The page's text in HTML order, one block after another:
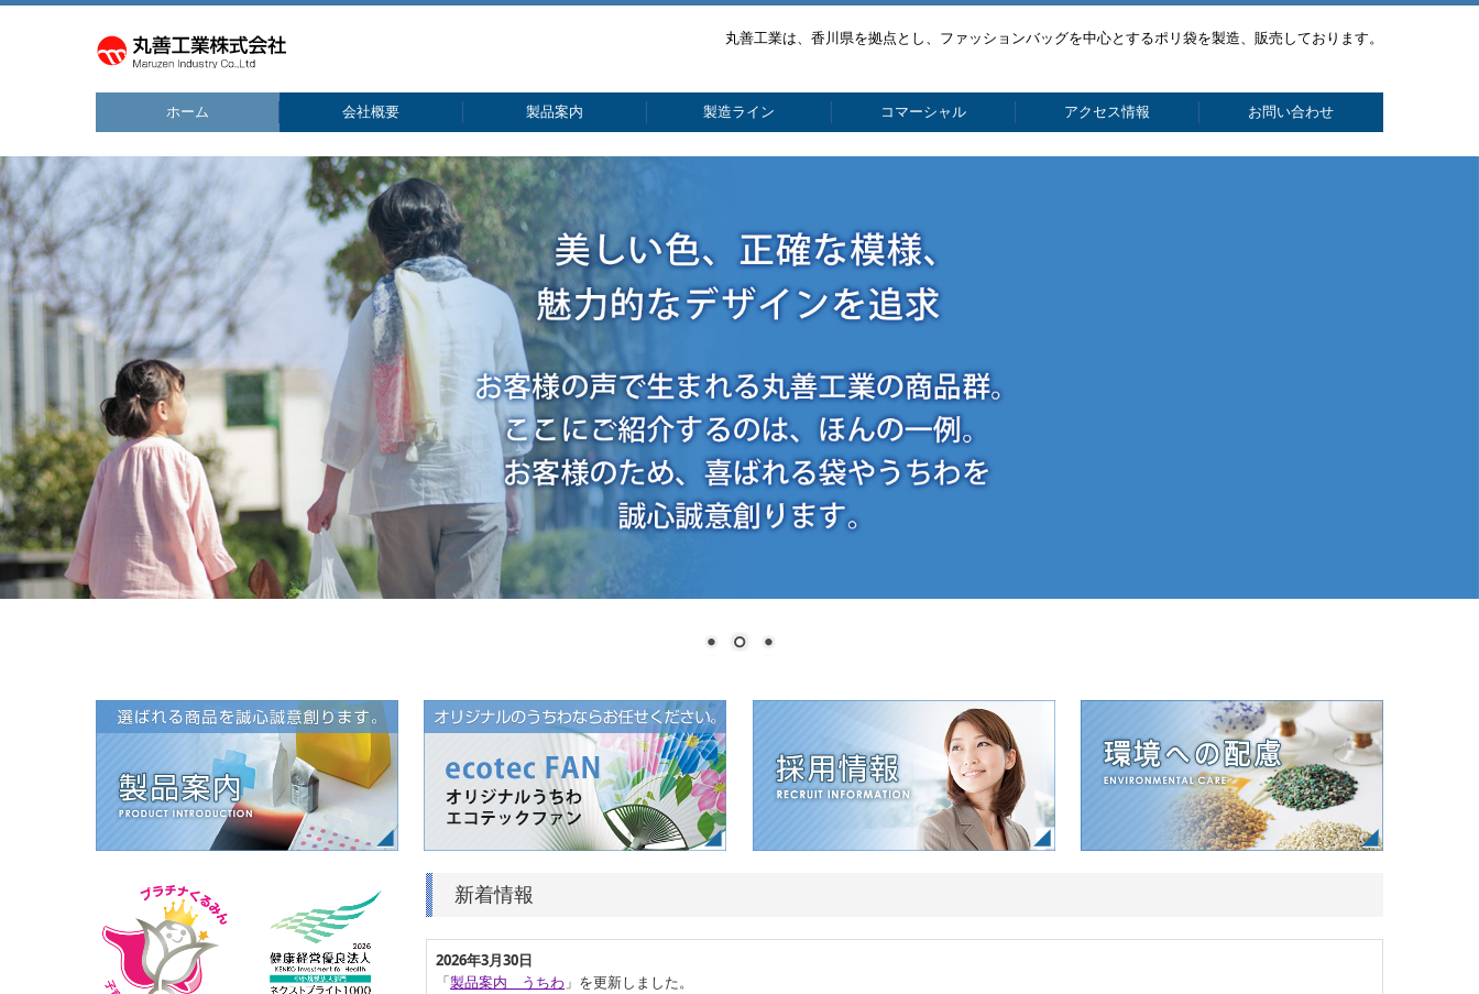
丸善工業は、香川県を拠点とし、ファッションバッグを中心とするポリ袋を製造、販売しております。
ホーム 会社概要 製品案内 製造ライン コマーシャル アクセス情報 お問い合わせ
お問い合わせ（うちわ）
お問い合わせ（採用）
新着情報
2026年3月30日
「製品案内 うちわ 」を更新しました。